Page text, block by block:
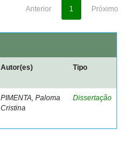
Anterior 1 Próximo
Autor(es) Tipo
PIMENTA, Paloma
Cristina
Dissertação